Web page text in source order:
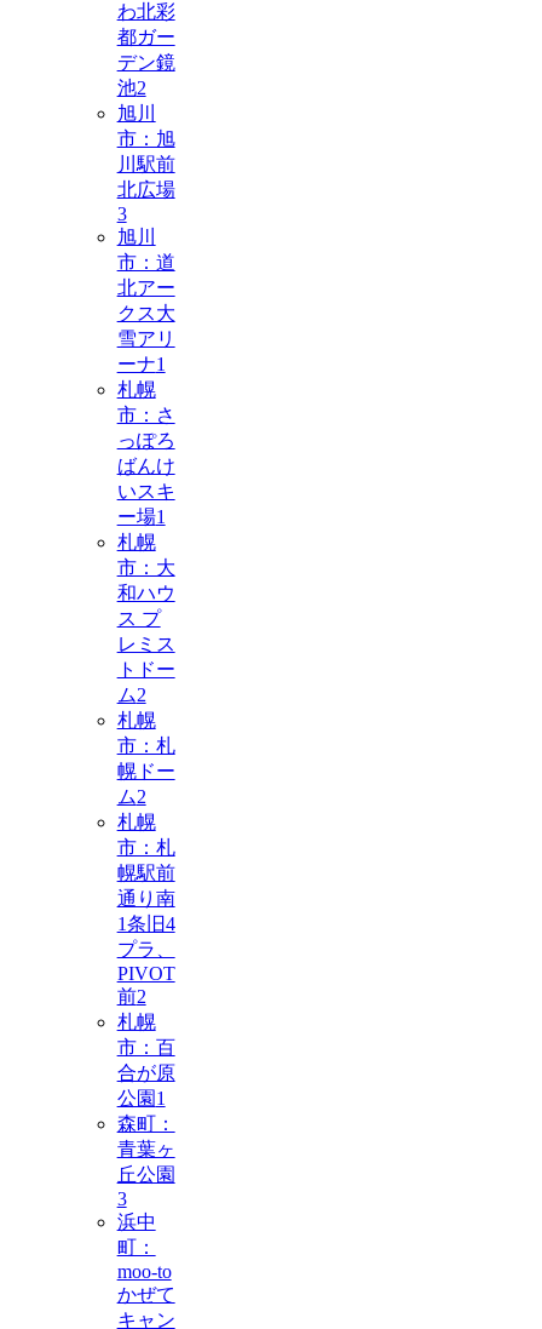
わ北彩
都ガー
デン鏡
池2
旭川
市：旭
川駅前
北広場
3
旭川
市：道
北アー
クス大
雪アリ
ーナ1
札幌
市：さ
っぽろ
ばんけ
いスキ
ー場1
札幌
市：大
和ハウ
ス プ
レミス
トドー
ム2
札幌
市：札
幌ドー
ム2
札幌
市：札
幌駅前
通り南
1条旧4
プラ、
PIVOT
前2
札幌
市：百
合が原
公園 1
森町：
青葉ヶ
丘公園
3
浜中
町：
moo-to
かぜて
キャン